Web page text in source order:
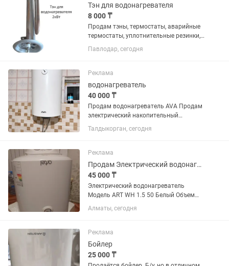
Тэн для водонагревателя
8 000 ₸
Продам тэны, термостаты, аварийные
термостаты, уплотнительные резинки,
аноды для водонагревателей. Самые
дешёвые цены по городу!! Мастерам,
Павлодар, сегодня
Реклама
водонагреватель
40 000 ₸
Продам водонагреватель AVA Продам
электрический накопительный
водонагреватель AVA в хорошем
состоянии. Пользовались около 2 лет.
нагревает воду, без протечек и
поломок....
Талдыкорган, сегодня
Реклама
Продам Электрический водонагреватель
45 000 ₸
Электрический водонагреватель
Модель ART WH 1.5 50 Белый Объем
50л Размер 450х475х566mm
Алматы, сегодня
Реклама
Бойлер
25 000 ₸